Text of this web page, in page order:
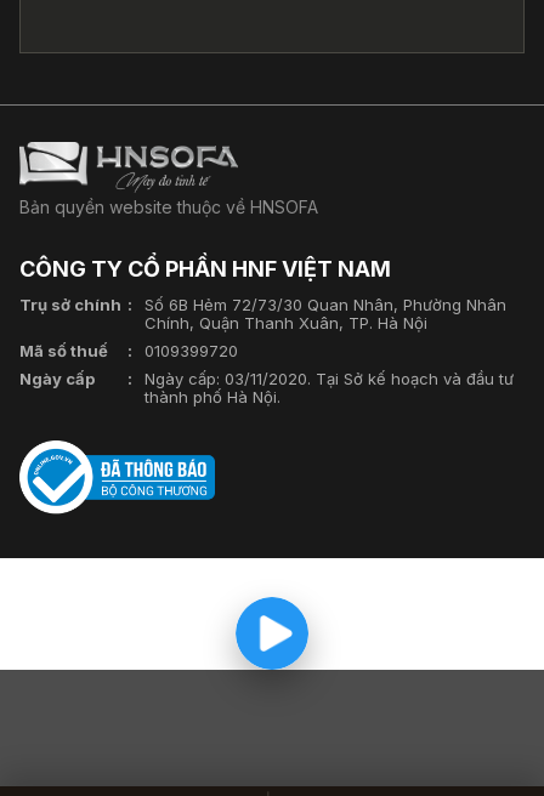
Bản quyền website thuộc về HNSOFA
CÔNG TY CỔ PHẦN HNF VIỆT NAM
Trụ sở chính
Số 6B Hẻm 72/73/30 Quan Nhân, Phường Nhân
Chính, Quận Thanh Xuân, TP. Hà Nội
Mã số thuế
0109399720
Ngày cấp
Ngày cấp: 03/11/2020. Tại Sở kế hoạch và đầu tư
thành phố Hà Nội.